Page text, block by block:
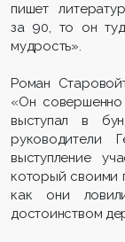
пишет
за 90, то он
мудрость».
Роман
«Он
выступал в
руководители
выступление
который своими
как они
достоинством